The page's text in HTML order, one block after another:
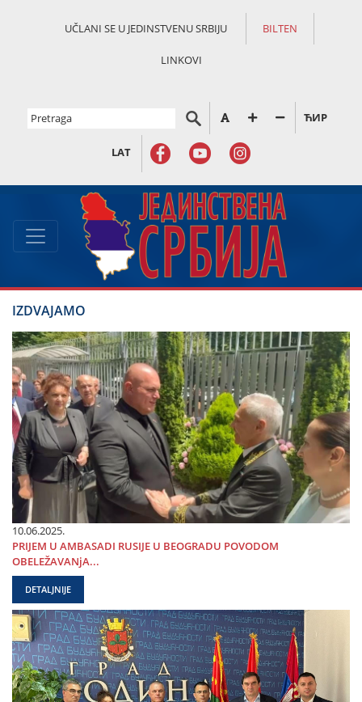
UČLANI SE U JEDINSTVENU SRBIJU BILTEN
LINKOVI
ЋИР
LAT
IZDVAJAMO
10.06.2025.
PRIЈEM U AMBASADI RUSIЈE U BEOGRADU POVODOM
OBELEŽAVANjA...
DETALJNIJE